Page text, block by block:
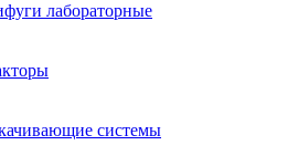
лабораторные
системы